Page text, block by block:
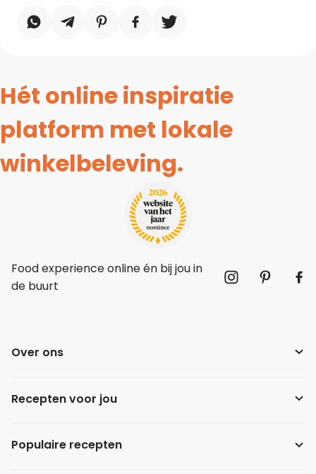
Hét online inspiratie
platform met lokale
winkelbeleving.
Food experience online én bij jou in
de buurt
Over ons
Recepten voor jou
Populaire recepten